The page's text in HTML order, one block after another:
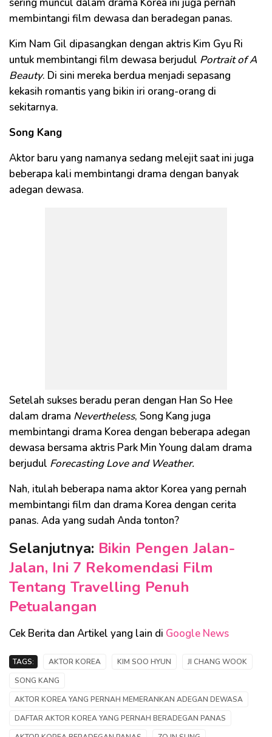
membintangi film dewasa dan beradegan panas.
Kim Nam Gil dipasangkan dengan aktris Kim Gyu Ri
untuk membintangi film dewasa berjudul Portrait of A
Beauty. Di sini mereka berdua menjadi sepasang
kekasih romantis yang bikin iri orang-orang di
sekitarnya.
Song Kang
Aktor baru yang namanya sedang melejit saat ini juga
beberapa kali membintangi drama dengan banyak
adegan dewasa.
Setelah sukses beradu peran dengan Han So Hee
dalam drama Nevertheless, Song Kang juga
membintangi drama Korea dengan beberapa adegan
dewasa bersama aktris Park Min Young dalam drama
berjudul Forecasting Love and Weather.
Nah, itulah beberapa nama aktor Korea yang pernah
membintangi film dan drama Korea dengan cerita
panas. Ada yang sudah Anda tonton?
Selanjutnya: Bikin Pengen Jalan-
Jalan, Ini 7 Rekomendasi Film
Tentang Travelling Penuh
Petualangan
Cek Berita dan Artikel yang lain di Google News
TAGS: AKTOR KOREA KIM SOO HYUN
JI CHANG WOOK
SONG KANG
AKTOR KOREA YANG PERNAH MEMERANKAN ADEGAN DEWASA
DAFTAR AKTOR KOREA YANG PERNAH BERADEGAN PANAS